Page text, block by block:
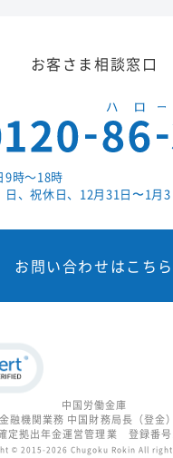
お客さま相談窓口
9時～18時
日、祝休日、12月31日〜1月3
お問い合わせはこちら
中国労働金庫
融機関業務 中国財務局長（登金
定拠出年金運営管理業 登録番
© 2015-2026 Chugoku Rokin All